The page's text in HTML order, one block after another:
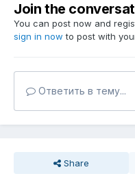
Join the
You can post now and
sign in now to post with
Ответить в тему...
Share